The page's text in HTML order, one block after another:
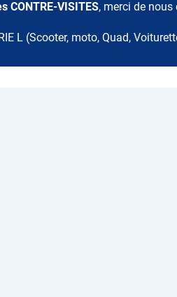
CONTRE-VISITES, merci de nous
L (Scooter, moto, Quad,